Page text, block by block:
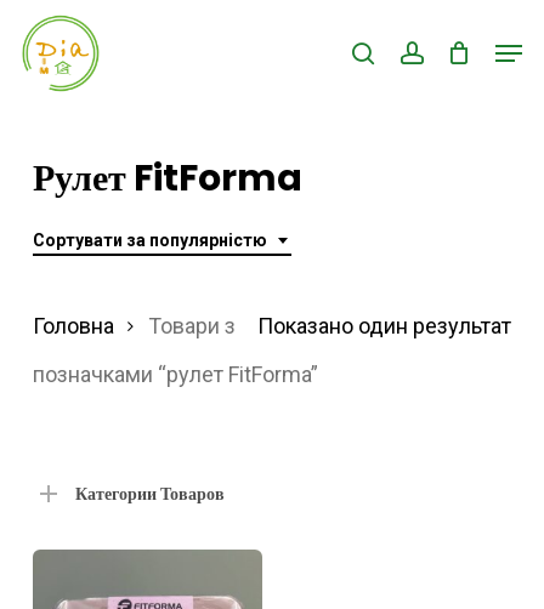
Skip
searchaccount
Рулет FitForma
Сортувати за популярністю
Показано один результат
Головна
Товари з
позначками “рулет FitForma”
Категории Товаров